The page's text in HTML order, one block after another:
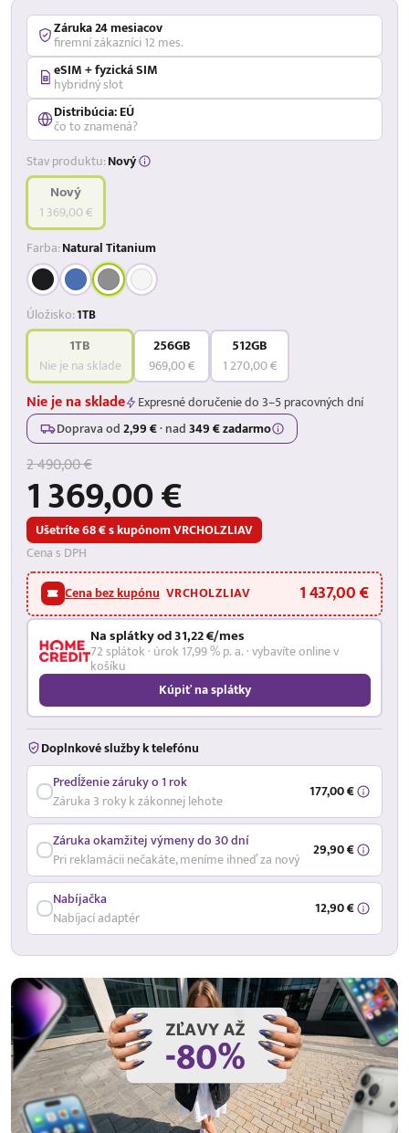
Záruka 24 mesiacov
firemní zákazníci 12 mes.
eSIM + fyzická SIM
hybridný slot
Distribúcia: EÚ
čo to znamená?
Stav produktu:Nový
Nový
1 369,00 €
Farba:Natural Titanium
Úložisko:1TB
1TB
Nie je na sklade
256GB
969,00 €
512GB
1 270,00 €
Nie je na sklade
Expresné doručenie do 3–5 pracovných dní
Doprava od2,99 €·nad349 € zadarmo
2 490,00 €
1 369,00 €
Ušetríte 68 € s kupónom VRCHOLZLIAV
Cena s DPH
Cena bez kupónu VRCHOLZLIAV 1 437,00 €
Na splátky od 31,22 €/mes
72 splátok · úrok 17,99 % p. a. · vybavíte online v
košíku
Kúpiť na splátky
Doplnkové služby k telefónu
Predĺženie záruky o 1 rok
Záruka 3 roky k zákonnej lehote
177,00 €
Záruka okamžitej výmeny do 30 dní
Pri reklamácii nečakáte, meníme ihneď za nový
29,90 €
Nabíjačka
Nabíjací adaptér
12,90 €